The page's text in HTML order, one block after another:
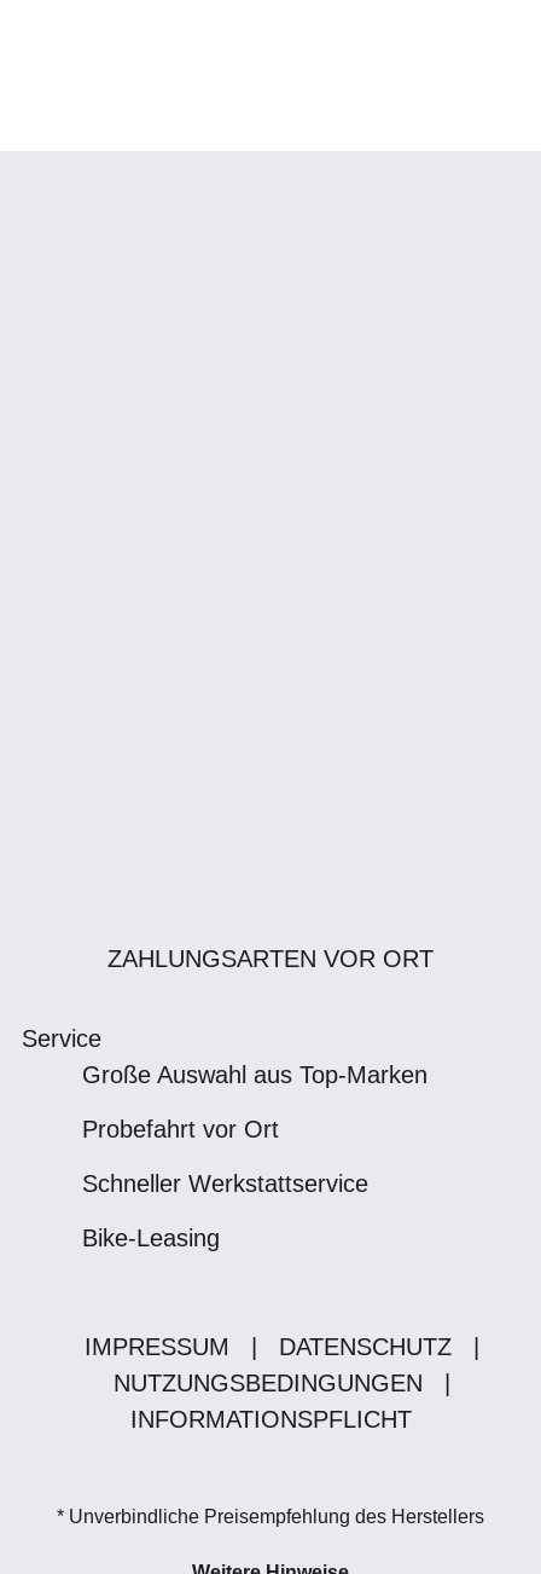
ZAHLUNGSARTEN VOR ORT
Service
Große Auswahl aus Top-Marken
Probefahrt vor Ort
Schneller Werkstattservice
Bike-Leasing
IMPRESSUM DATENSCHUTZ
NUTZUNGSBEDINGUNGEN
INFORMATIONSPFLICHT
* Unverbindliche Preisempfehlung des Herstellers